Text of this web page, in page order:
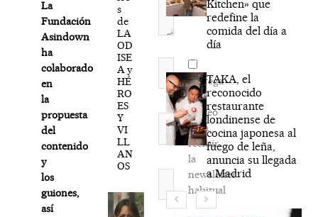
La
Fundación
Asindown
ha
colaborado
en
la
propuesta
del
contenido
y
los
guiones,
así
s
de
LA
OD
ISE
A y
HÉ
RO
ES
Y
VI
LL
AN
OS
Nombre*
Correo
electrónico*
Agréga
mi
correo
para
recibir
la
newsletter
habitual
Kitchen» que
redefine la
comida del día a
día
TAKA, el
reconocido
restaurante
londinense de
cocina japonesa al
fuego de leña,
anuncia su llegada
a Madrid